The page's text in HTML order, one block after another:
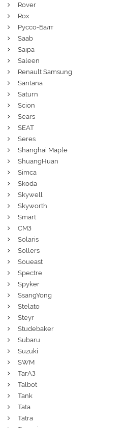
Rover
Rox
Руссо-Балт
Saab
Saipa
Saleen
Renault Samsung
Santana
Saturn
Scion
Sears
SEAT
Seres
Shanghai Maple
ShuangHuan
Simca
Skoda
Skywell
Skyworth
Smart
СМЗ
Solaris
Sollers
Soueast
Spectre
Spyker
SsangYong
Stelato
Steyr
Studebaker
Subaru
Suzuki
SWM
ТагАЗ
Talbot
Tank
Tata
Tatra